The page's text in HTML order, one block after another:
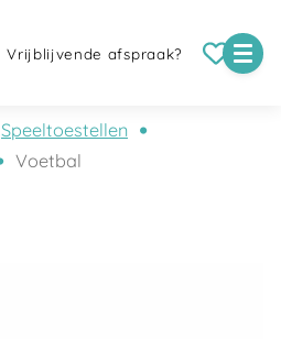
Vrijblijvende afspraak?
Speeltoestellen
Voetbal